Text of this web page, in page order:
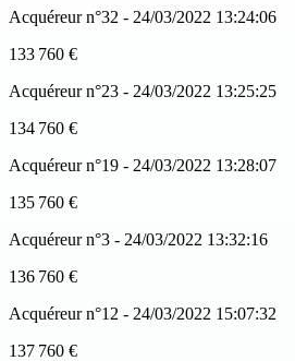
Acquéreur n°32 - 24/03/2022 13:24:06
133 760 €
Acquéreur n°23 - 24/03/2022 13:25:25
134 760 €
Acquéreur n°19 - 24/03/2022 13:28:07
135 760 €
Acquéreur n°3 - 24/03/2022 13:32:16
136 760 €
Acquéreur n°12 - 24/03/2022 15:07:32
137 760 €